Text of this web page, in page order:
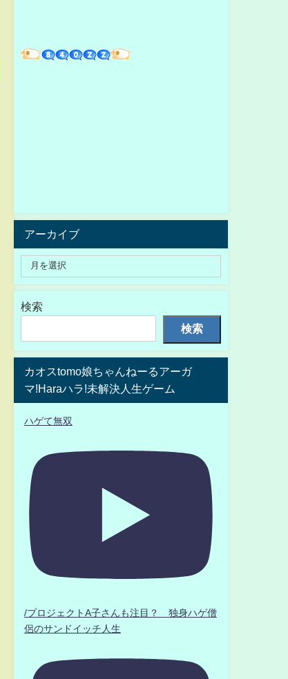
アーカイブ
検索
検索
カオスtomo娘ちゃんねーるアーガ
マ!Haraハラ!未解決人生ゲーム
ハゲて無双
/プロジェクトA子さんも注目？ 独身ハゲ僧
侶のサンドイッチ人生